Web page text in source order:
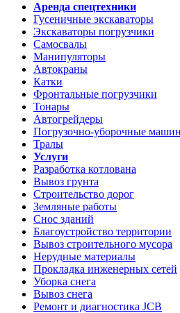
Аренда спецтехники
Гусеничные экскаваторы
Экскаваторы погрузчики
Самосвалы
Манипуляторы
Автокраны
Катки
Фронтальные погрузчики
Тонары
Автогрейдеры
Погрузочно-уборочные
Тралы
Услуги
Разработка котлована
Вывоз грунта
Строительство дорог
Земляные работы
Снос зданий
Благоустройство территории
Вывоз строительного мусора
Нерудные материалы
Прокладка инженерных сетей
Уборка снега
Вывоз снега
Ремонт и диагностика JCB